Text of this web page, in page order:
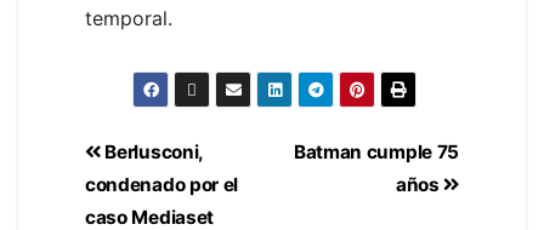
temporal.
Batman cumple 75
años
Berlusconi,
condenado por el
caso Mediaset